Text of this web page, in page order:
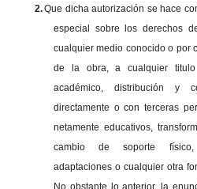
2.Que dicha autorización se hace
especial sobre los derechos
cualquier medio conocido o por
de la obra, a cualquier
académico, distribución y
directamente o con terceras
netamente educativos,
cambio de soporte físico,
adaptaciones o cualquier otra